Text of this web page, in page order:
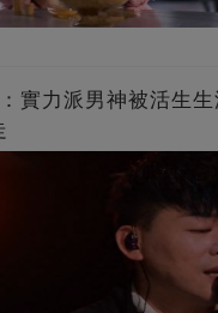
實力派男神被活生